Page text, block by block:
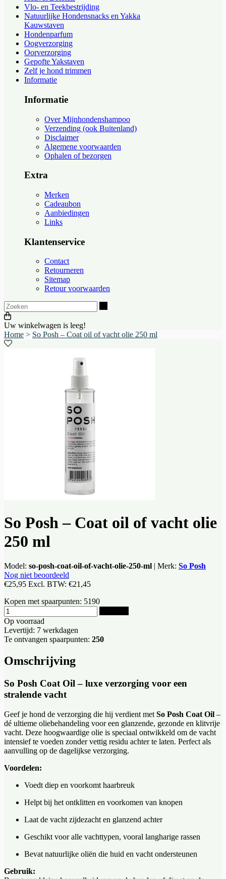
Vlo- en Teekbestrijding
Natuurlijke Hondensnacks en Yakka
Kauwstaven
Hondenparfum
Oogverzorging
Oorverzorging
Gepofte Yakstaven
Zelf je hond trimmen
Informatie
Informatie
Over Mijnhondenshampoo
Verzending (ook Buitenland)
Disclaimer
Algemene voorwaarden
Ophalen of bezorgen
Extra
Merken
Cadeaubon
Aanbiedingen
Links
Klantenservice
Contact
Retourneren
Sitemap
Retour voorwaarden
Uw winkelwagen is leeg!
Home > So Posh – Coat oil of vacht olie 250 ml
So Posh – Coat oil of vacht olie
250 ml
Model: so-posh-coat-oil-of-vacht-olie-250-ml | Merk: So Posh
Nog niet beoordeeld
€25,95 Excl. BTW: €21,45
Kopen met spaarpunten: 5190
Op voorraad
Levertijd: 7 werkdagen
Te ontvangen spaarpunten: 250
Omschrijving
So Posh Coat Oil – luxe verzorging voor een
stralende vacht
Geef je hond de verzorging die hij verdient met So Posh Coat Oil –
dé ultieme oliebehandeling voor een glanzende, gezonde en klitvrije
vacht. Deze hoogwaardige olie is speciaal ontwikkeld om de vacht
intensief te voeden zonder vettig residu achter te laten. Perfect als
aanvulling op de dagelijkse verzorging.
Voordelen:
Voedt diep en voorkomt haarbreuk
Helpt bij het ontklitten en voorkomen van knopen
Laat de vacht zijdezacht en glanzend achter
Geschikt voor alle vachttypen, vooral langharige rassen
Bevat natuurlijke oliën die huid en vacht ondersteunen
Gebruik: